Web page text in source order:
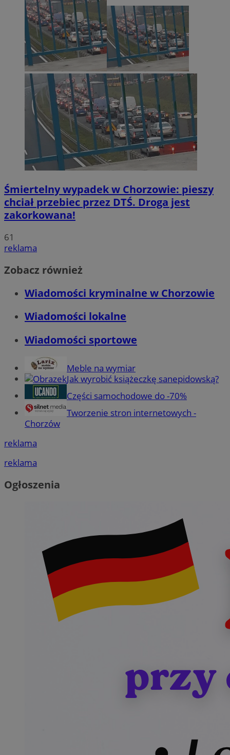
Śmiertelny wypadek w Chorzowie: pieszy
chciał przebiec przez DTŚ. Droga jest
zakorkowana!
61
reklama
Zobacz również
Wiadomości kryminalne w Chorzowie
Wiadomości lokalne
Wiadomości sportowe
Meble na wymiar
Jak wyrobić książeczkę sanepidowską?
Części samochodowe do -70%
Tworzenie stron internetowych -
Chorzów
reklama
reklama
Ogłoszenia